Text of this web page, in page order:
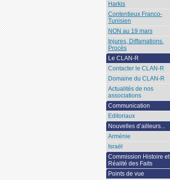
Harkis
Contentieux Franco-
Tunisien
NON au 19 mars
Injures, Diffamations.
Procès
Le CLAN-R
Contacter le CLAN-R
Domaine du CLAN-R
Actualités de nos
associations
Communication
Editoriaux
Nouvelles d’ailleurs...
Arménie
Israël
Commission Histoire et
Réalité des Faits
Points de vue